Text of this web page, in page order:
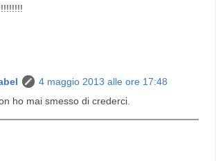
4 maggio 2013 alle ore 17:48
ho mai smesso di crederci.